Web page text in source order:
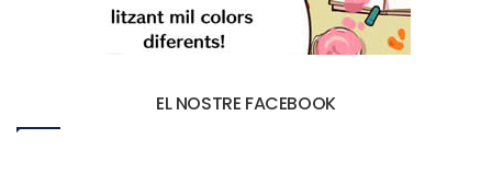
EL NOSTRE FACEBOOK